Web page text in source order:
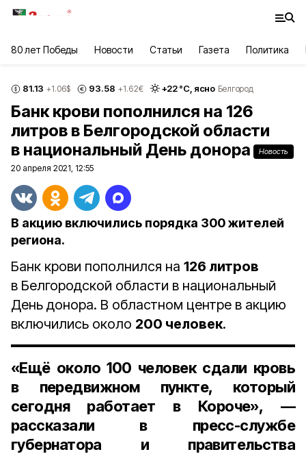
80 лет Победы Новости Статьи Газета Политика
81.13 +1.06$ 93.58 +1.62€ +22°С, ясно Белгород
Банк крови пополнился на 126
литров в Белгородской области
в национальный День донора
Новость
20 апреля 2021, 12:55
В акцию включились порядка 300 жителей
региона.
Банк крови пополнился на 126 литров
в Белгородской области в национальный
День донора. В областном центре в акцию
включились около 200 человек.
«Ещё около 100 человек сдали кровь
в передвижном пункте, который
сегодня работает в Короче», —
рассказали в пресс-службе
губернатора и правительства